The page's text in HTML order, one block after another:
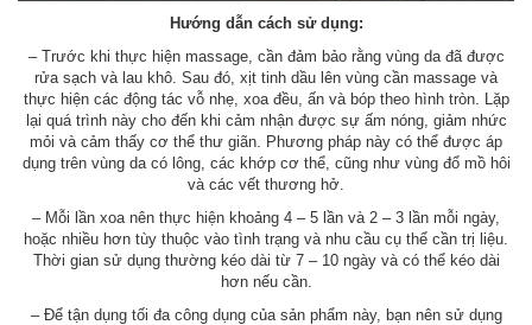
Hướng dẫn cách sử dụng:
– Trước khi thực hiện massage, cần đảm bảo rằng vùng da đã được
rửa sạch và lau khô. Sau đó, xịt tinh dầu lên vùng cần massage và
thực hiện các động tác vỗ nhẹ, xoa đều, ấn và bóp theo hình tròn. Lặp
lại quá trình này cho đến khi cảm nhận được sự ấm nóng, giảm nhức
mỏi và cảm thấy cơ thể thư giãn. Phương pháp này có thể được áp
dụng trên vùng da có lông, các khớp cơ thể, cũng như vùng đổ mồ hôi
và các vết thương hở.
– Mỗi lần xoa nên thực hiện khoảng 4 – 5 lần và 2 – 3 lần mỗi ngày,
hoặc nhiều hơn tùy thuộc vào tình trạng và nhu cầu cụ thể cần trị liệu.
Thời gian sử dụng thường kéo dài từ 7 – 10 ngày và có thể kéo dài
hơn nếu cần.
– Để tận dụng tối đa công dụng của sản phẩm này, bạn nên sử dụng